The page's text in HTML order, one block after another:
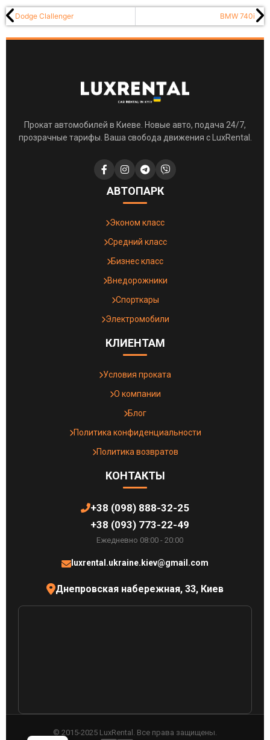
Dodge Clallenger BMW 740i
Прокат автомобилей в Киеве. Новые авто, подача 24/7,
прозрачные тарифы. Ваша свобода движения с LuxRental.
АВТОПАРК
Эконом класс
Средний класс
Бизнес класс
Внедорожники
Спорткары
Электромобили
КЛИЕНТАМ
Условия проката
О компании
Блог
Политика конфиденциальности
Политика возвратов
КОНТАКТЫ
+38 (098) 888-32-25
+38 (093) 773-22-49
Ежедневно 08:00 - 20:00
luxrental.ukraine.kiev@gmail.com
Днепровская набережная, 33, Киев
© 2015-2025 LuxRental. Все права защищены.